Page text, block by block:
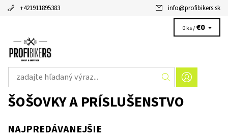
+421911895383 info@profibikers.sk
0 ks /€0
ŠOŠOVKY A PRÍSLUŠENSTVO
NAJPREDÁVANEJŠIE